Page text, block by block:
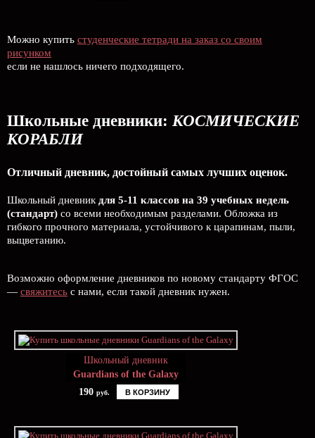
Можно купить студенческие тетради на заказ со своим
рисунком
если не нашлось ничего подходящего.
Школьные дневники: КОСМИЧЕСКИЕ
КОРАБЛИ
Отличный дневник, достойный самых лучших оценок.
Школьный дневник для 5-11 классов на 39 учебных недель
(стандарт) со всеми необходимым разделами. Обложка из
гибкого прочного материала, устойчивого к царапинам, пыли,
выцветанию.
Возможно оформление дневников по новому стандарту ФГОС
— свяжитесь с нами, если такой дневник нужен.
Школьный дневник
Guardians of the Galaxy
190 руб. В КОРЗИНУ